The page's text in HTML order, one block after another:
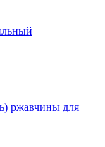
ржавчины для